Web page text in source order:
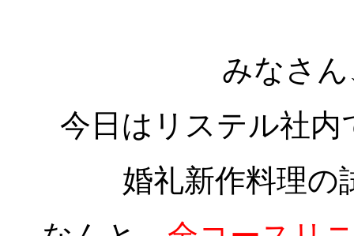
みなさ
今日はリステル社内
婚礼新作料理の